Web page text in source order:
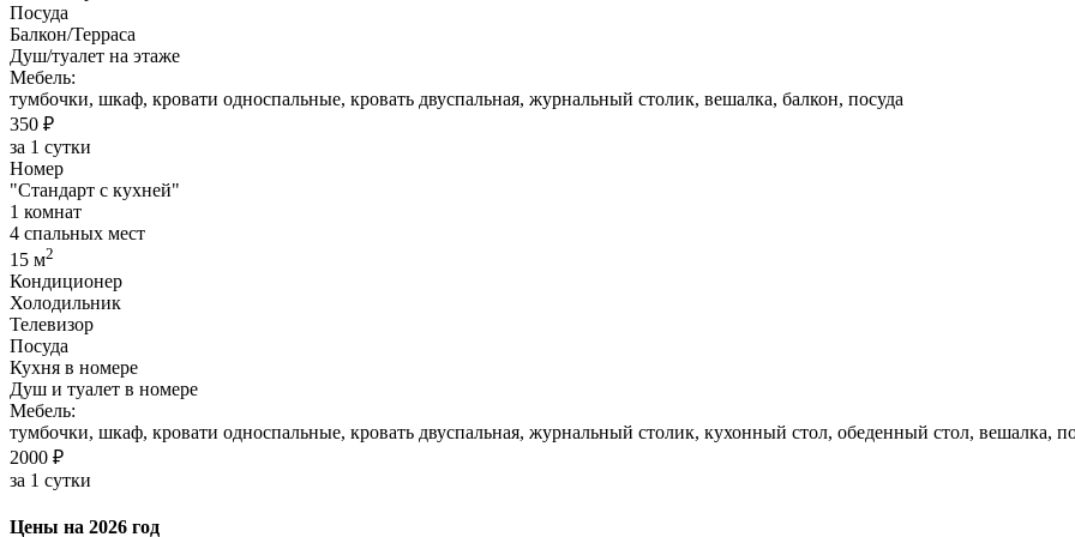
Посуда
Балкон/Терраса
Душ/туалет на этаже
Мебель:
тумбочки, шкаф, кровати односпальные, кровать двуспальная, журнальный столик, вешалка, балкон, посуда
350 ₽
за 1 сутки
Номер
"Стандарт с кухней"
1 комнат
4 спальных мест
15 м2
Кондиционер
Холодильник
Телевизор
Посуда
Кухня в номере
Душ и туалет в номере
Мебель:
тумбочки, шкаф, кровати односпальные, кровать двуспальная, журнальный столик, кухонный стол, обеденный стол, вешалка,
2000 ₽
за 1 сутки
Цены на 2026 год